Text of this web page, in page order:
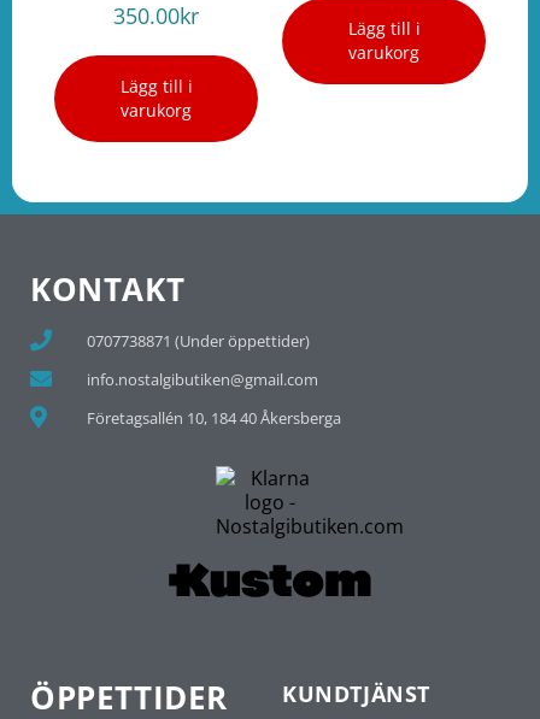
350.00kr
Lägg till i
varukorg
Lägg till i
varukorg
KONTAKT
0707738871 (Under öppettider)
info.nostalgibutiken@gmail.com
Företagsallén 10, 184 40 Åkersberga
ÖPPETTIDER KUNDTJÄNST